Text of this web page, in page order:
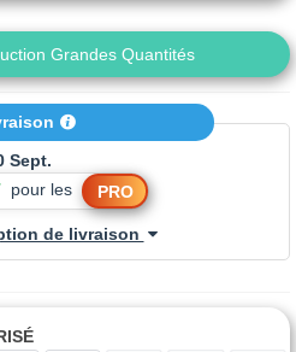
Grandes Quantités
Sept.
pour les PRO
de livraison